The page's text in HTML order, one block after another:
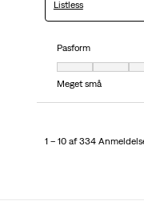
Listless
Pasform
Pasform, 4 ud af 7,
Meget små
1 – 10 af 334